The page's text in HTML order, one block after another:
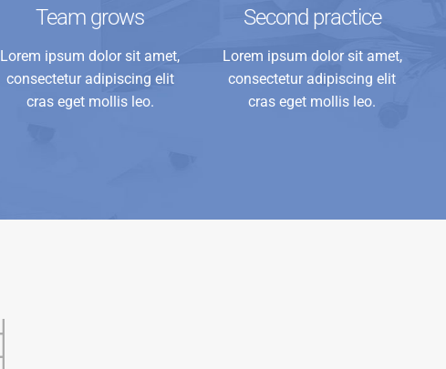
Team grows
Lorem ipsum dolor sit amet,
consectetur adipiscing elit
cras eget mollis leo.
Second practice
Lorem ipsum dolor sit amet,
consectetur adipiscing elit
cras eget mollis leo.